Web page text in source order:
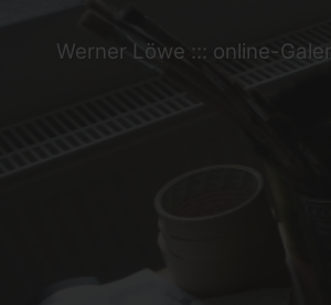
Werner Löwe ::: online-